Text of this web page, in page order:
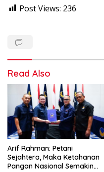
Post Views: 236
Read Also
Arif Rahman: Petani
Sejahtera, Maka Ketahanan
Pangan Nasional Semakin